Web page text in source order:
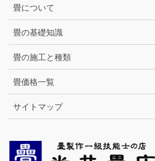
畳について
畳の基礎知識
畳の施工と種類
畳価格一覧
サイトマップ